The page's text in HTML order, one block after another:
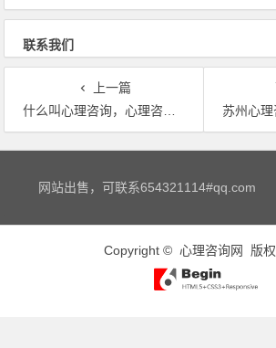
联系我们
上一篇
什么叫心理咨询，心理咨询是干什么的
苏州心理咨询机构，
文章导航
网站出售，可联系654321114#qq.com
Copyright © 心理咨询网 版